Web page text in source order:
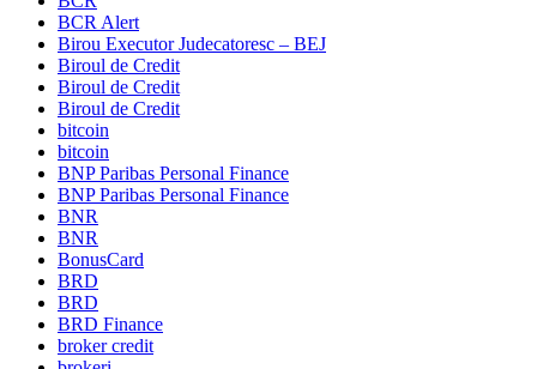
BCR Alert
Birou Executor Judecatoresc – BEJ
Biroul de Credit
Biroul de Credit
Biroul de Credit
bitcoin
bitcoin
BNP Paribas Personal Finance
BNP Paribas Personal Finance
BNR
BNR
BonusCard
BRD
BRD
BRD Finance
broker credit